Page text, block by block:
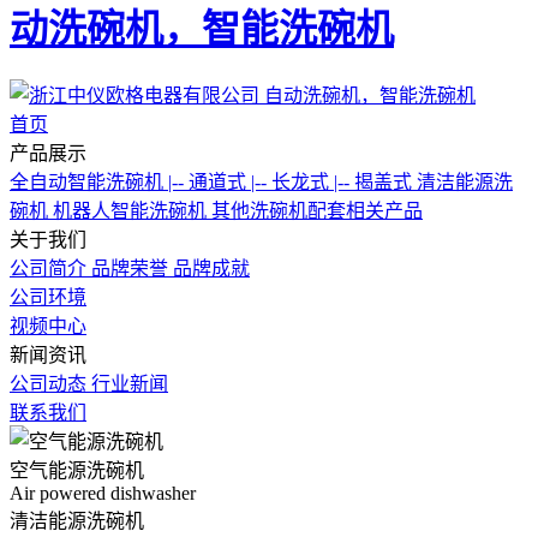
动洗碗机，智能洗碗机
首页
产品展示
全自动智能洗碗机 |-- 通道式 |-- 长龙式 |-- 揭盖式 清洁能源洗
碗机 机器人智能洗碗机 其他洗碗机配套相关产品
关于我们
公司简介 品牌荣誉 品牌成就
公司环境
视频中心
新闻资讯
公司动态 行业新闻
联系我们
空气能源洗碗机
Air powered dishwasher
清洁能源洗碗机